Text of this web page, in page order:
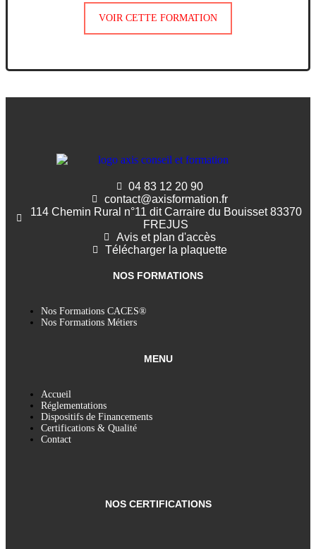
VOIR CETTE FORMATION
04 83 12 20 90
contact@axisformation.fr
114 Chemin Rural n°11 dit Carraire du Bouisset 83370
FREJUS
Avis et plan d'accès
Télécharger la plaquette
NOS FORMATIONS
Nos Formations CACES®
Nos Formations Métiers
MENU
Accueil
Réglementations
Dispositifs de Financements
Certifications & Qualité
Contact
NOS CERTIFICATIONS